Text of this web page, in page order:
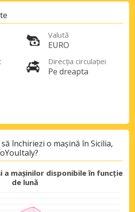
Valută
EURO
Direcția circulației
Pe dreapta
închiriezi o mașină în Sicilia,
a mașinilor disponibile în funcție
de lună